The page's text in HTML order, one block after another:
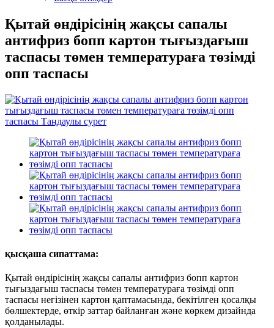
Қытай өндірісінің жақсы сапалы
антифриз бопп картон тығыздағыш
таспасы төмен температураға төзімді
опп таспасы
қысқаша сипаттама:
Қытай өндірісінің жақсы сапалы антифриз бопп картон
тығыздағыш таспасы төмен температураға төзімді опп
таспасы негізінен картон қаптамасында, бекітілген қосалқы
бөлшектерде, өткір заттар байланған және көркем дизайнда
қолданылады.